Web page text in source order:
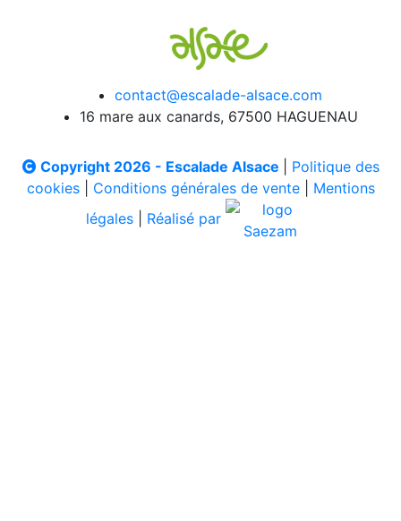
contact@escalade-alsace.com
16 mare aux canards, 67500 HAGUENAU
Copyright 2026 - Escalade Alsace
Politique des
cookies| Conditions générales de vente| Mentions
légales
Réalisé par